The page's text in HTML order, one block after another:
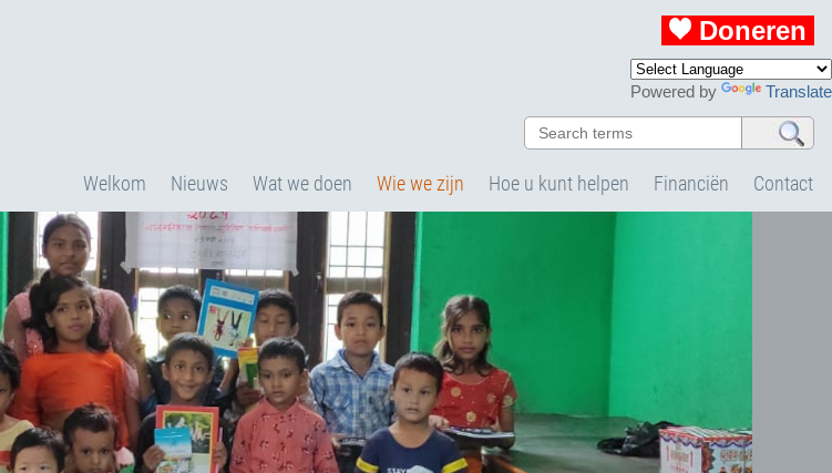
Doneren
Powered by Translate
Welkom Nieuws Wat we doen Wie we zijn Hoe u kunt helpen Financiën Contact